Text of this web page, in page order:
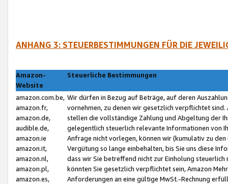
ANHANG 3: STEUERBESTIMMUNGEN FÜR DIE
Amazon-
Website
Steuerliche Bestimmungen
amazon.com.be,
amazon.fr,
amazon.de,
audible.de,
amazon.ie
amazon.it,
amazon.nl,
amazon.pl,
amazon.es,
Wir dürfen in Bezug auf Beträge, auf deren
vornehmen, zu denen wir gesetzlich verpflichtet
stellen die vollständige Zahlung und Abgeltung der
gelegentlich steuerlich relevante Informationen von
Anfrage nicht vorlegen, können wir (kumulativ zu
Vergütung so lange einbehalten, bis Sie uns diese
dass wir Sie betreffend nicht zur Einholung
könnten Sie gesetzlich verpflichtet sein, Amazon
Anforderungen an eine gültige MwSt.-Rechnung